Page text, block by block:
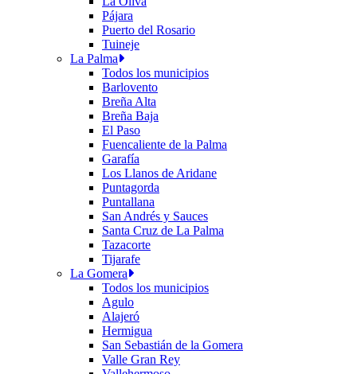
Pájara
Puerto del Rosario
Tuineje
La Palma
Todos los municipios
Barlovento
Breña Alta
Breña Baja
El Paso
Fuencaliente de la Palma
Garafía
Los Llanos de Aridane
Puntagorda
Puntallana
San Andrés y Sauces
Santa Cruz de La Palma
Tazacorte
Tijarafe
La Gomera
Todos los municipios
Agulo
Alajeró
Hermigua
San Sebastián de la Gomera
Valle Gran Rey